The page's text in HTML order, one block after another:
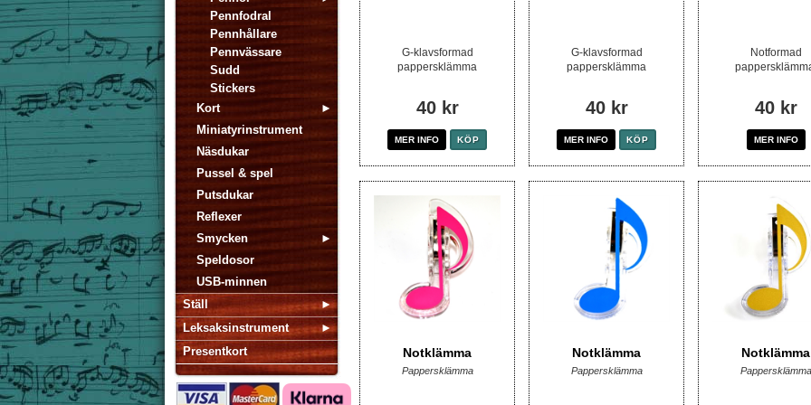
Pennfodral
Pennhållare
Pennvässare
Sudd
Stickers
Kort
Miniatyrinstrument
Näsdukar
Pussel & spel
Putsdukar
Reflexer
Smycken
Speldosor
USB-minnen
Ställ
Leksaksinstrument
Presentkort
G-klavsformad
pappersklämma
40 kr
MER INFO KÖP
G-klavsformad
pappersklämma
40 kr
MER INFO KÖP
Notformad
40 kr
MER INFO
Notklämma
Pappersklämma
Notklämma
Pappersklämma
Notklämma
Pappersklämma